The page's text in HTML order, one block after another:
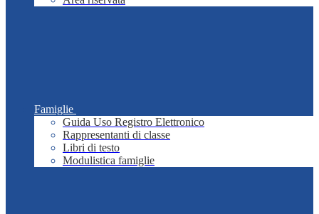
Famiglie
Guida Uso Registro Elettronico
Rappresentanti di classe
Libri di testo
Modulistica famiglie